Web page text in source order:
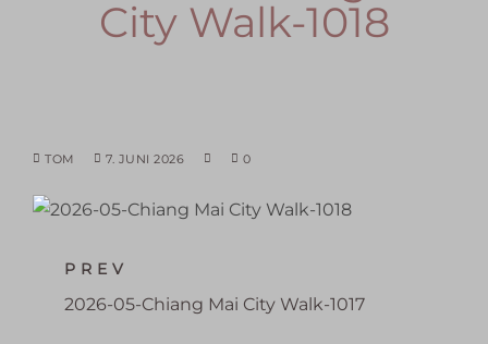
City Walk-1018
TOM 7. JUNI 2026 0
PREV
2026-05-Chiang Mai City Walk-1017